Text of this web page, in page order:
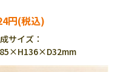
円
サイズ：